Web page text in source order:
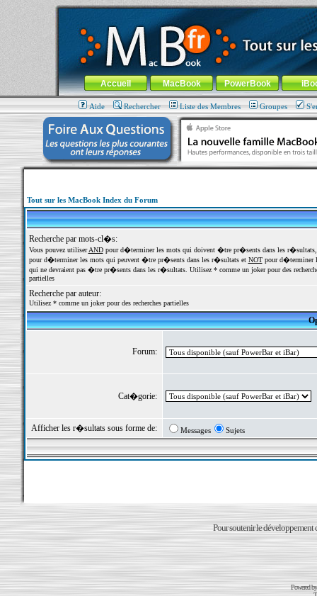
MacBook-fr.com : 100% Apple... 100% nomade !
Aller au contenu-Aller au menu général-Aller au menu de
Menu général
Accueil MacBook PowerBook
Aide Rechercher Liste des Membres Groupes
Tout sur les MacBook Index du Forum
Recherche par mots-cl�s:
Vous pouvez utiliserANDpour d�terminer les mots qui doivent �tre pr�sents dans les
pour d�terminer les mots qui peuvent �tre pr�sents dans les r�sultats et NOTpour d�terminer
qui ne devraient pas �tre pr�sents dans les r�sultats. Utilisez * comme un joker pour des
partielles
Recherche par auteur:
Utilisez * comme un joker pour des recherches partielles
Forum:
Cat�gorie:
Afficher les r�sultats sous forme de: Messages Sujets
Pour soutenir le développement
Powered